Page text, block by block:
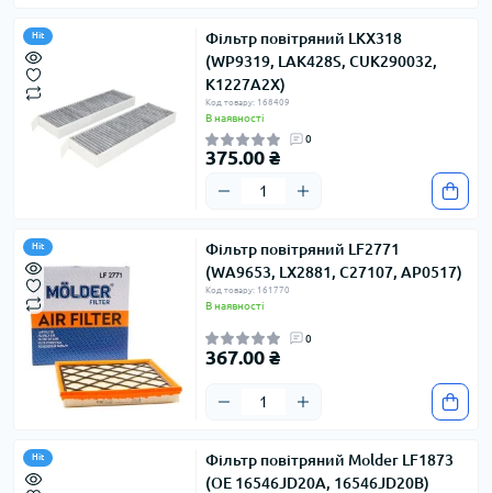
Hit
Фільтр повітряний LKX318
(WP9319, LAK428S, CUK290032,
K1227A2X)
Код товару: 168409
В наявності
0
375.00 ₴
Hit
Фільтр повітряний LF2771
(WA9653, LX2881, C27107, AP0517)
Код товару: 161770
В наявності
0
367.00 ₴
Hit
Фільтр повітряний Molder LF1873
(ОЕ 16546JD20A, 16546JD20B)